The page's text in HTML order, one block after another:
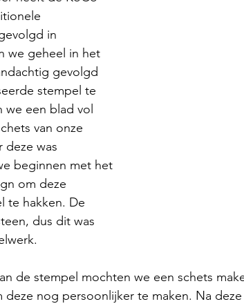
in
we geheel in het
gevolgd
stempel te
we een blad vol
van onze
deze was
beginnen met het
om deze
te hakken. De
dus dit was
de stempel mochten we een schets
deze nog persoonlijker te maken. Na